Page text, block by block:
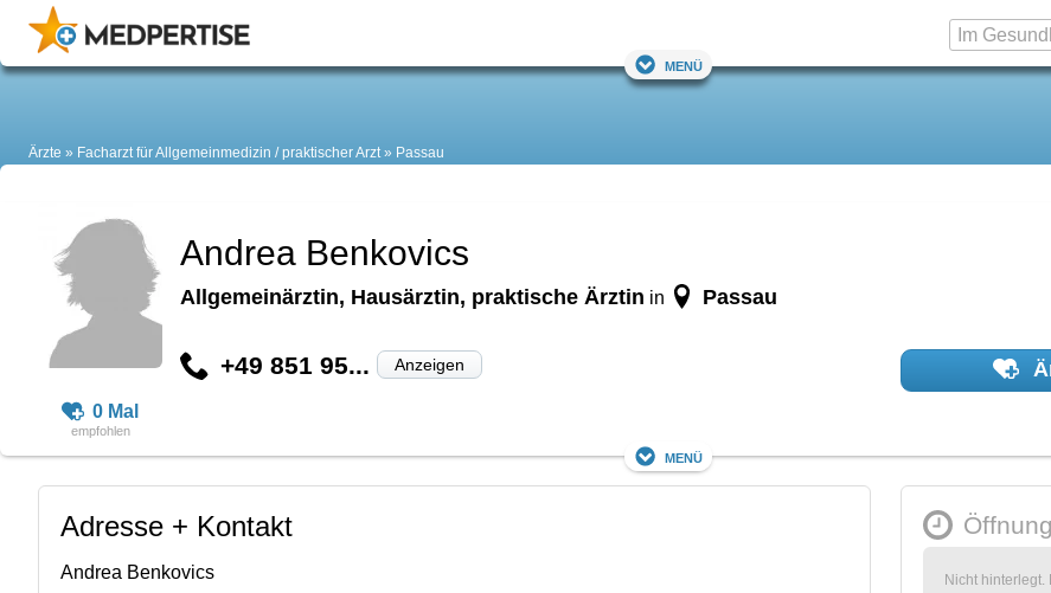
Menü
Ärzte Facharzt für Allgemeinmedizin / praktischer Arzt Passau
0 Mal
Andrea Benkovics
Allgemeinärztin, Hausärztin, praktische Ärztin in Passau
+49 851 95... Anzeigen
Menü
Adresse + Kontakt
Andrea Benkovics
Nicht hinterlegt.